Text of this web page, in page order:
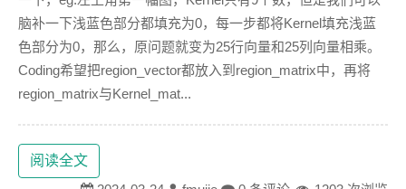
脑补一下浅蓝色部分都填充为0，每一步都将Kernel填充浅蓝
色部分为0，那么，原问题就变为25行向量和25列向量相乘。
Coding希望把region_vector都放入到region_matrix中，再将
region_matrix与Kernel_mat...
阅读全文